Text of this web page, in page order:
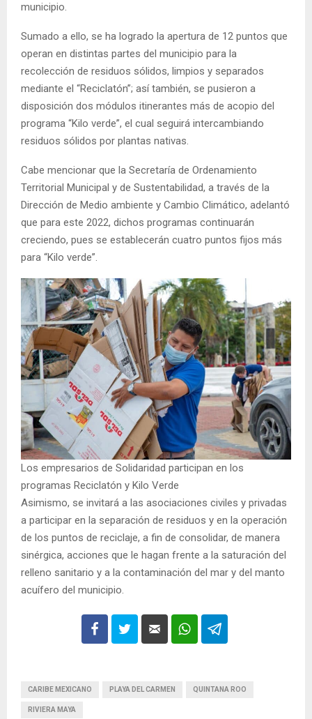
municipio.
Sumado a ello, se ha logrado la apertura de 12 puntos que
operan en distintas partes del municipio para la
recolección de residuos sólidos, limpios y separados
mediante el “Reciclatón”; así también, se pusieron a
disposición dos módulos itinerantes más de acopio del
programa “Kilo verde”, el cual seguirá intercambiando
residuos sólidos por plantas nativas.
Cabe mencionar que la Secretaría de Ordenamiento
Territorial Municipal y de Sustentabilidad, a través de la
Dirección de Medio ambiente y Cambio Climático, adelantó
que para este 2022, dichos programas continuarán
creciendo, pues se establecerán cuatro puntos fijos más
para “Kilo verde”.
Los empresarios de Solidaridad participan en los
programas Reciclatón y Kilo Verde
Asimismo, se invitará a las asociaciones civiles y privadas
a participar en la separación de residuos y en la operación
de los puntos de reciclaje, a fin de consolidar, de manera
sinérgica, acciones que le hagan frente a la saturación del
relleno sanitario y a la contaminación del mar y del manto
acuífero del municipio.
CARIBE MEXICANO PLAYA DEL CARMEN QUINTANA ROO
RIVIERA MAYA